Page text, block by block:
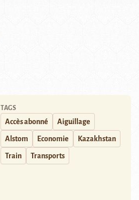
TAGS
Accès abonné Aiguillage
Alstom Economie Kazakhstan
Train Transports